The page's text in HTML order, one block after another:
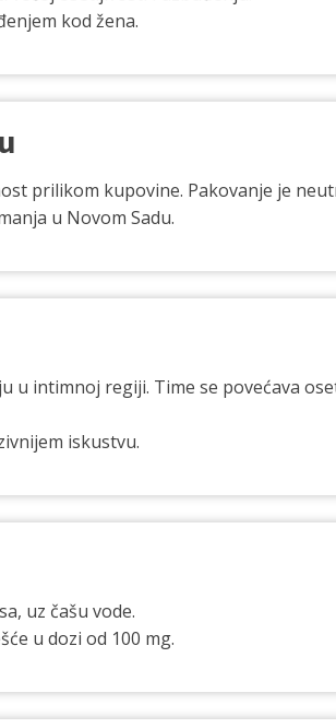
kod žena.
prilikom kupovine. Pakovanje je
u Novom Sadu.
intimnoj regiji. Time se povećava
iskustvu.
uz čašu vode.
u dozi od 100 mg.